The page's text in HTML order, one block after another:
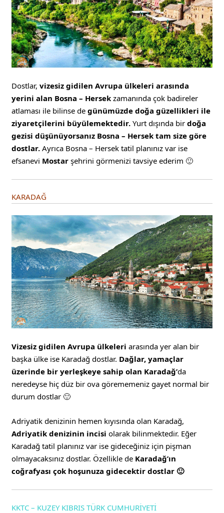
Dostlar,vizesiz gidilen Avrupa ülkeleri arasında
yerini alan Bosna – Hersek zamanında çok badireler
atlaması ile bilinse degünümüzde doğa güzellikleri ile
ziyaretçilerini büyülemektedir. Yurt dışında birdoğa
gezisi düşünüyorsanız Bosna – Hersek tam size göre
dostlar. Ayrıca Bosna – Hersek tatil planınız var ise
efsanevi Mostar şehrini görmenizi tavsiye ederim 🙂
KARADAĞ
Vizesiz gidilen Avrupa ülkeleri arasında yer alan bir
başka ülke ise Karadağ dostlar. Dağlar, yamaçlar
üzerinde bir yerleşkeye sahip olan Karadağ’da
neredeyse hiç düz bir ova görememeniz gayet normal bir
durum dostlar 🙂
Adriyatik denizinin hemen kıyısında olan Karadağ,
Adriyatik denizinin incisi olarak bilinmektedir. Eğer
Karadağ tatil planınız var ise gideceğiniz için pişman
olmayacaksınız dostlar. Özellikle de Karadağ’ın
coğrafyası çok hoşunuza gidecektir dostlar 🙂
KKTC – KUZEY KIBRIS TÜRK CUMHURİYETİ